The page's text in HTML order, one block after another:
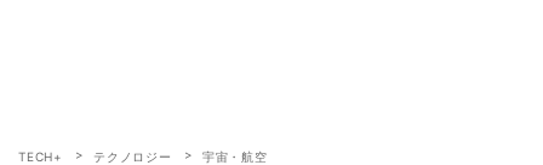
TECH+ テクノロジー
宇宙・航空